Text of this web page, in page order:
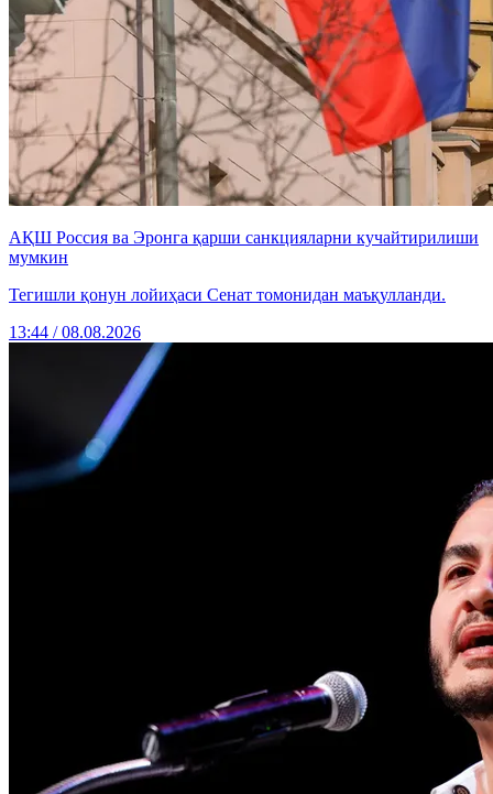
АҚШ Россия ва Эронга қарши санкцияларни кучайтирилиши
мумкин
Тегишли қонун лойиҳаси Сенат томонидан маъқулланди.
13:44 / 08.08.2026